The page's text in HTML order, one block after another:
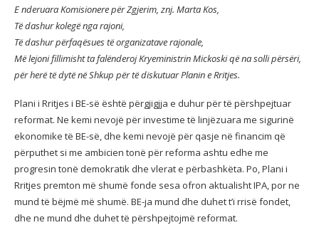
E nderuara Komisionere për Zgjerim, znj. Marta Kos,
Të dashur kolegë nga rajoni,
Të dashur përfaqësues të organizatave rajonale,
Më lejoni fillimisht ta falënderoj Kryeministrin Mickoski që na solli përsëri,
për herë të dytë në Shkup për të diskutuar Planin e Rritjes.
Plani i Rritjes i BE-së është përgjigjja e duhur për të përshpejtuar
reformat. Ne kemi nevojë për investime të linjëzuara me sigurinë
ekonomike të BE-së, dhe kemi nevojë për qasje në financim që
përputhet si me ambicien tonë për reforma ashtu edhe me
progresin tonë demokratik dhe vlerat e përbashkëta. Po, Plani i
Rritjes premton më shumë fonde sesa ofron aktualisht IPA, por ne
mund të bëjmë më shumë. BE-ja mund dhe duhet t’i rrisë fondet,
dhe ne mund dhe duhet të përshpejtojmë reformat.